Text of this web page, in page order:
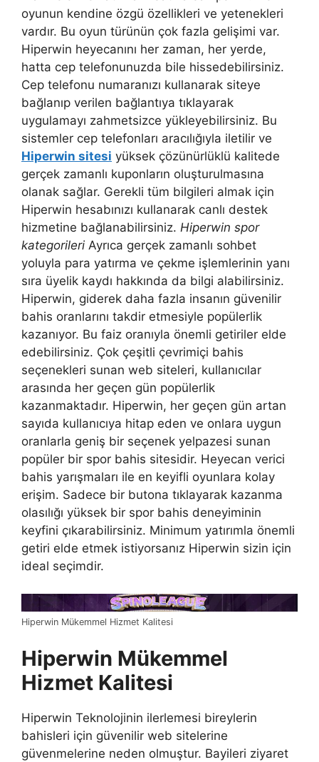
oyunun kendine özgü özellikleri ve yetenekleri
vardır. Bu oyun türünün çok fazla gelişimi var.
Hiperwin heyecanını her zaman, her yerde,
hatta cep telefonunuzda bile hissedebilirsiniz.
Cep telefonu numaranızı kullanarak siteye
bağlanıp verilen bağlantıya tıklayarak
uygulamayı zahmetsizce yükleyebilirsiniz. Bu
sistemler cep telefonları aracılığıyla iletilir ve
Hiperwin sitesi yüksek çözünürlüklü kalitede
gerçek zamanlı kuponların oluşturulmasına
olanak sağlar. Gerekli tüm bilgileri almak için
Hiperwin hesabınızı kullanarak canlı destek
hizmetine bağlanabilirsiniz. Hiperwin spor
kategorileri Ayrıca gerçek zamanlı sohbet
yoluyla para yatırma ve çekme işlemlerinin yanı
sıra üyelik kaydı hakkında da bilgi alabilirsiniz.
Hiperwin, giderek daha fazla insanın güvenilir
bahis oranlarını takdir etmesiyle popülerlik
kazanıyor. Bu faiz oranıyla önemli getiriler elde
edebilirsiniz. Çok çeşitli çevrimiçi bahis
seçenekleri sunan web siteleri, kullanıcılar
arasında her geçen gün popülerlik
kazanmaktadır. Hiperwin, her geçen gün artan
sayıda kullanıcıya hitap eden ve onlara uygun
oranlarla geniş bir seçenek yelpazesi sunan
popüler bir spor bahis sitesidir. Heyecan verici
bahis yarışmaları ile en keyifli oyunlara kolay
erişim. Sadece bir butona tıklayarak kazanma
olasılığı yüksek bir spor bahis deneyiminin
keyfini çıkarabilirsiniz. Minimum yatırımla önemli
getiri elde etmek istiyorsanız Hiperwin sizin için
ideal seçimdir.
Hiperwin Mükemmel Hizmet Kalitesi
Hiperwin Mükemmel
Hizmet Kalitesi
Hiperwin Teknolojinin ilerlemesi bireylerin
bahisleri için güvenilir web sitelerine
güvenmelerine neden olmuştur. Bayileri ziyaret